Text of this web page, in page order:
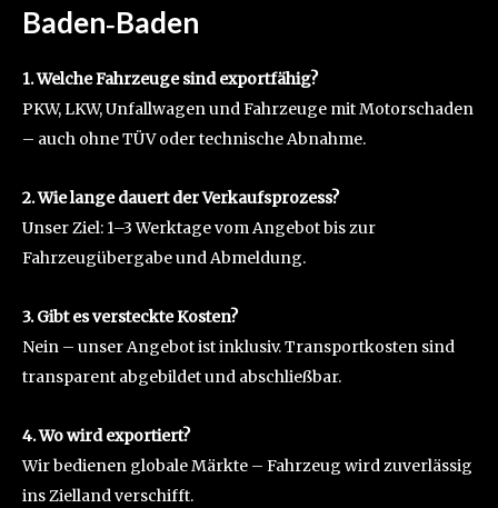
Baden‑Baden
1. Welche Fahrzeuge sind exportfähig?
PKW, LKW, Unfallwagen und Fahrzeuge mit Motorschaden
– auch ohne TÜV oder technische Abnahme.
2. Wie lange dauert der Verkaufsprozess?
Unser Ziel: 1–3 Werktage vom Angebot bis zur
Fahrzeugübergabe und Abmeldung.
3. Gibt es versteckte Kosten?
Nein – unser Angebot ist inklusiv. Transportkosten sind
transparent abgebildet und abschließbar.
4. Wo wird exportiert?
Wir bedienen globale Märkte – Fahrzeug wird zuverlässig
ins Zielland verschifft.